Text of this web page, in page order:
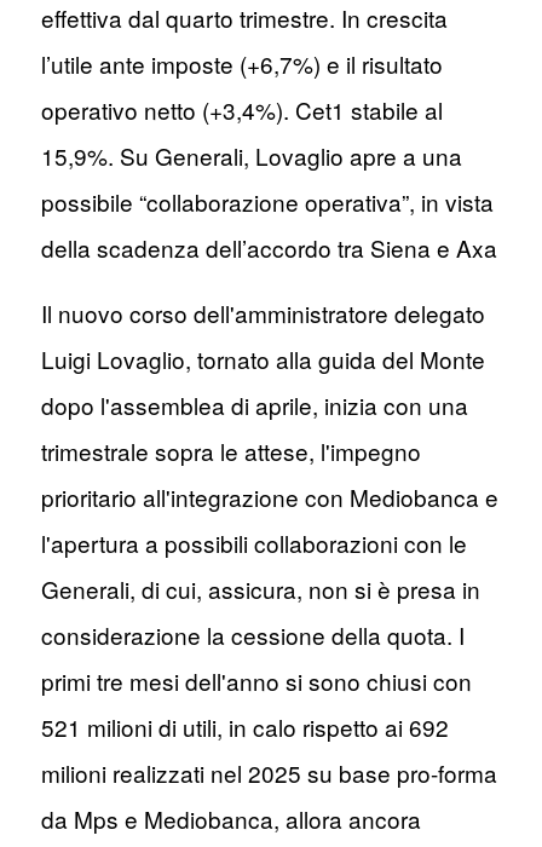
effettiva dal quarto trimestre. In crescita
l’utile ante imposte (+6,7%) e il risultato
operativo netto (+3,4%). Cet1 stabile al
15,9%. Su Generali, Lovaglio apre a una
possibile “collaborazione operativa”, in vista
della scadenza dell’accordo tra Siena e Axa
Il nuovo corso dell'amministratore delegato
Luigi Lovaglio, tornato alla guida del Monte
dopo l'assemblea di aprile, inizia con una
trimestrale sopra le attese, l'impegno
prioritario all'integrazione con Mediobanca e
l'apertura a possibili collaborazioni con le
Generali, di cui, assicura, non si è presa in
considerazione la cessione della quota. I
primi tre mesi dell'anno si sono chiusi con
521 milioni di utili, in calo rispetto ai 692
milioni realizzati nel 2025 su base pro-forma
da Mps e Mediobanca, allora ancora